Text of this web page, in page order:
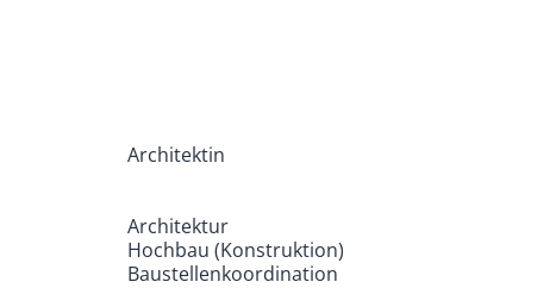
Architektin
Architektur
Hochbau (Konstruktion)
Baustellenkoordination